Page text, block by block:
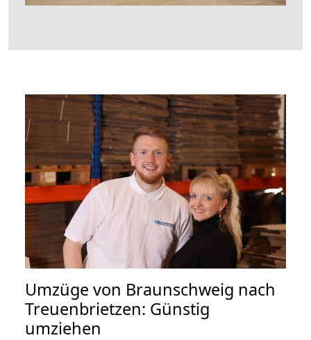
Umzüge von Braunschweig nach
Treuenbrietzen: Günstig
umziehen